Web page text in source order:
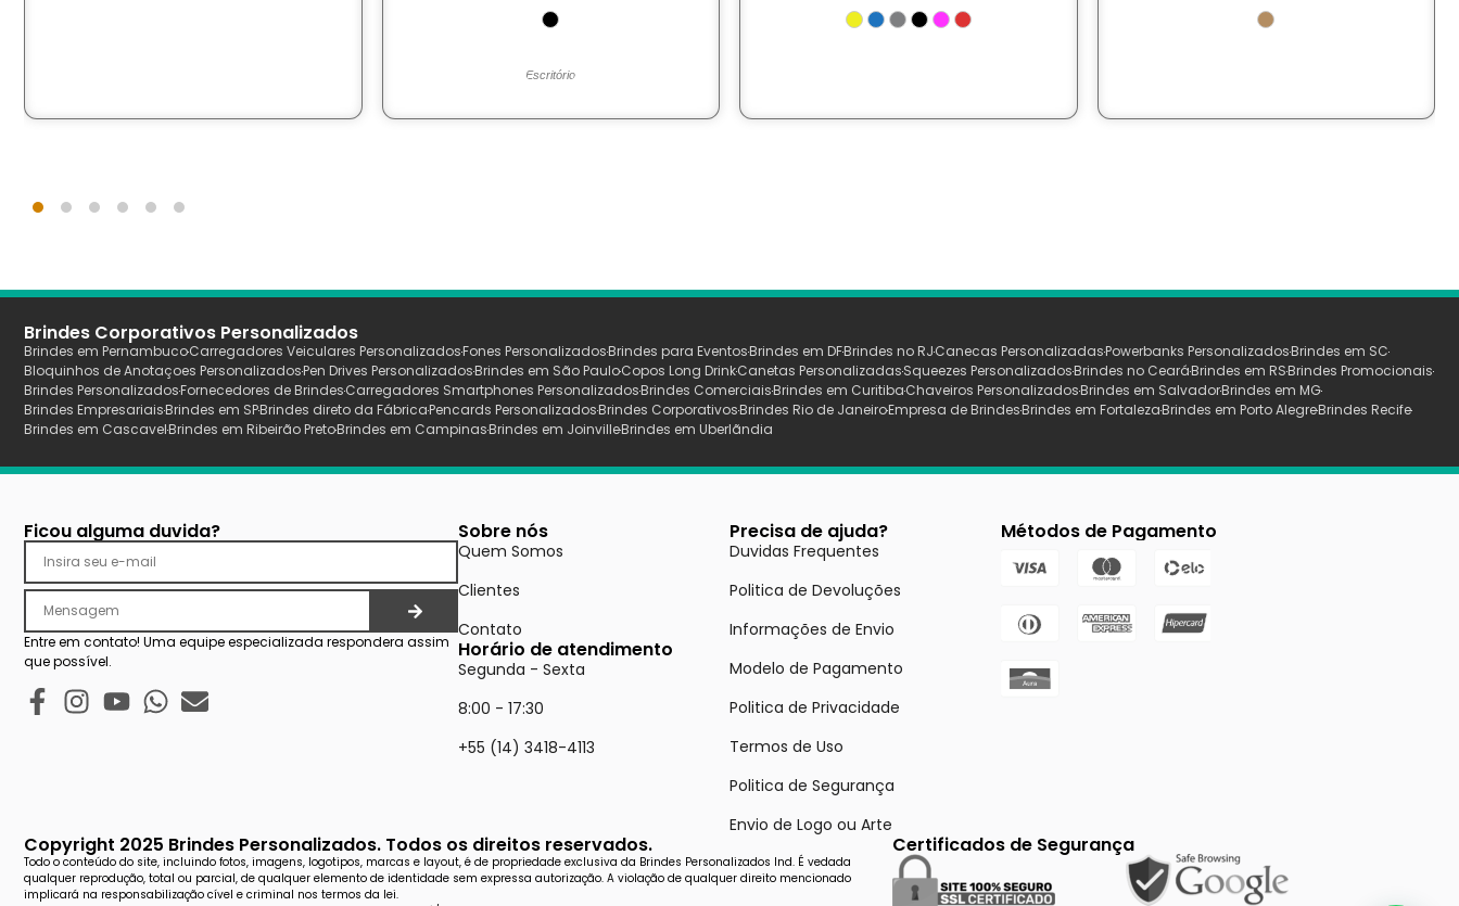
Escritório
Brindes Corporativos Personalizados
Brindes em PernambucoCarregadores Veiculares PersonalizadosFones PersonalizadosBrindes para EventosBrindes em DFBrindes no RJCanecas PersonalizadasPowerbanks PersonalizadosBrindes em SC
Bloquinhos de Anotaçoes PersonalizadosPen Drives PersonalizadosBrindes em São PauloCopos Long DrinkCanetas PersonalizadasSqueezes PersonalizadosBrindes no CearáBrindes em RSBrindes Promocionais
Brindes PersonalizadosFornecedores de BrindesCarregadores Smartphones PersonalizadosBrindes ComerciaisBrindes em CuritibaChaveiros PersonalizadosBrindes em SalvadorBrindes em MG
Brindes EmpresariaisBrindes em SPBrindes direto da FábricaPencards PersonalizadosBrindes CorporativosBrindes Rio de JaneiroEmpresa de BrindesBrindes em FortalezaBrindes em Porto AlegreBrindes Recife
Brindes em CascavelBrindes em Ribeirão PretoBrindes em CampinasBrindes em JoinvilleBrindes em Uberlãndia
Ficou alguma duvida?
Entre em contato! Uma equipe especializada respondera assim
que possível.
Sobre nós
Quem Somos
Clientes
Contato
Horário de atendimento
Segunda - Sexta
8:00 - 17:30
+55 (14) 3418-4113
Precisa de ajuda?
Duvidas Frequentes
Politica de Devoluções
Informações de Envio
Modelo de Pagamento
Politica de Privacidade
Termos de Uso
Politica de Segurança
Envio de Logo ou Arte
Métodos de Pagamento
Copyright 2025 Brindes Personalizados. Todos os direitos reservados.
Todo o conteúdo do site, incluindo fotos, imagens, logotipos, marcas e layout, é de propriedade exclusiva da Brindes Personalizados Ind. É vedada
qualquer reprodução, total ou parcial, de qualquer elemento de identidade sem expressa autorização. A violação de qualquer direito mencionado
implicará na responsabilização cível e criminal nos termos da lei.
Certificados de Segurança